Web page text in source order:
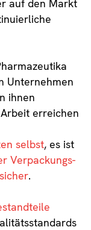
auf den Markt
Unternehmen
ihnen
erreichen
selbst, es ist
Verpackungs-
.